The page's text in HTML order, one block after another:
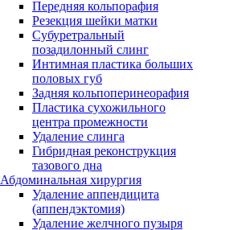
Передняя кольпорафия
Резекция шейки матки
Субуретральный
позадилонный слинг
Интимная пластика больших
половых губ
Задняя кольпоперинеорафия
Пластика сухожильного
центра промежности
Удаление слинга
Гибридная реконструкция
тазового дна
Абдоминальная хирургия
Удаление аппендицита
(аппендэктомия)
Удаление желчного пузыря